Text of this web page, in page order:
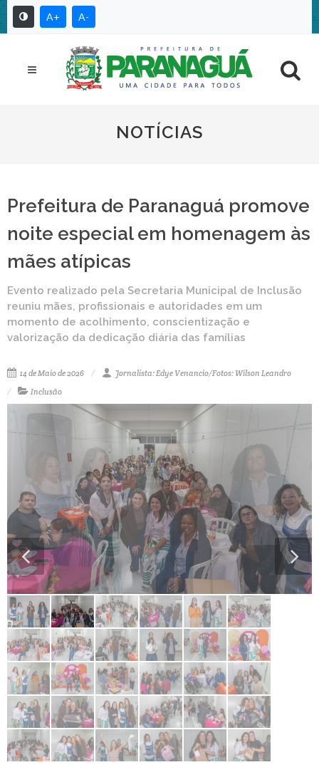
A+ A-
NOTÍCIAS
Prefeitura de Paranaguá promove
noite especial em homenagem às
mães atípicas
Evento realizado pela Secretaria Municipal de Inclusão
reuniu mães, profissionais e autoridades em um
momento de acolhimento, conscientização e
valorização da dedicação diária das famílias
14 de Maio de 2026
Jornalista: Edye Venancio/Fotos: Wilson Leandro
Inclusão